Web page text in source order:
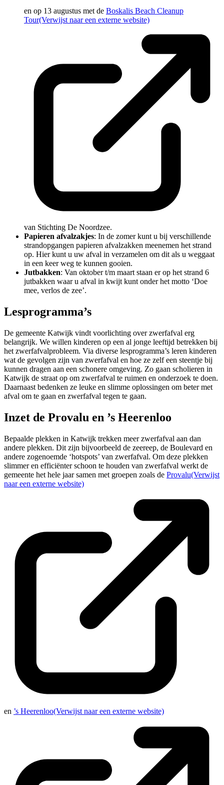
en op 13 augustus met de Boskalis Beach Cleanup
Tour(Verwijst naar een externe website)
van Stichting De Noordzee.
Papieren afvalzakjes: In de zomer kunt u bij verschillende
strandopgangen papieren afvalzakken meenemen het strand
op. Hier kunt u uw afval in verzamelen om dit als u weggaat
in een keer weg te kunnen gooien.
Jutbakken: Van oktober t/m maart staan er op het strand 6
jutbakken waar u afval in kwijt kunt onder het motto ‘Doe
mee, verlos de zee’.
Lesprogramma’s
De gemeente Katwijk vindt voorlichting over zwerfafval erg
belangrijk. We willen kinderen op een al jonge leeftijd betrekken bij
het zwerfafvalprobleem. Via diverse lesprogramma’s leren kinderen
wat de gevolgen zijn van zwerfafval en hoe ze zelf een steentje bij
kunnen dragen aan een schonere omgeving. Zo gaan scholieren in
Katwijk de straat op om zwerfafval te ruimen en onderzoek te doen.
Daarnaast bedenken ze leuke en slimme oplossingen om beter met
afval om te gaan en zwerfafval tegen te gaan.
Inzet de Provalu en ’s Heerenloo
Bepaalde plekken in Katwijk trekken meer zwerfafval aan dan
andere plekken. Dit zijn bijvoorbeeld de zeereep, de Boulevard en
andere zogenoemde ‘hotspots’ van zwerfafval. Om deze plekken
slimmer en efficiënter schoon te houden van zwerfafval werkt de
gemeente het hele jaar samen met groepen zoals de Provalu(Verwijst
naar een externe website)
en ’s Heerenloo(Verwijst naar een externe website)